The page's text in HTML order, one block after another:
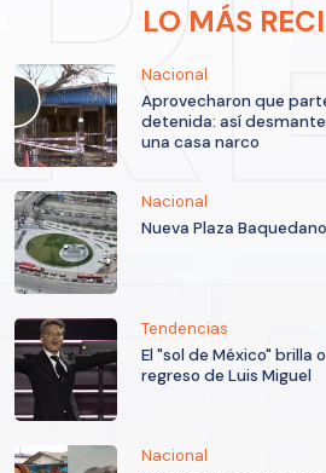
LO MÁS
Nacional
Aprovecharon que
detenida: así
una casa narco
Nacional
Nueva Plaza
Tendencias
El "sol de México" brilla
regreso de Luis Miguel
Nacional